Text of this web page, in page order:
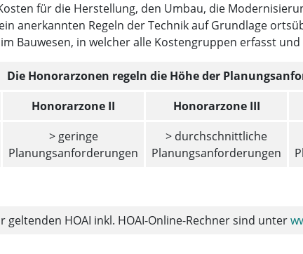
für die Herstellung, den Umbau, die
anerkannten Regeln der Technik auf Grundlage
Bauwesen, in welcher alle Kostengruppen erfasst
Die Honorarzonen regeln die Höhe der
Honorarzone II Honorarzone III
> geringe
Planungsanforderungen
> durchschnittliche
Planungsanforderungen
geltenden HOAI inkl. HOAI-Online-Rechner sind unter